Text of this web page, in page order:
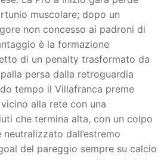
muscolare; dopo un
non concesso ai padroni di
è la formazione
di un penalty trasformato da
persa dalla retroguardia
tempo il Villafranca preme
alla rete con una
che termina alta, con un colpo
dall’estremo
del pareggio sempre su calcio